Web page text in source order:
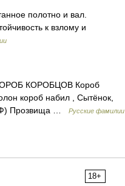
полотно и вал.
к взлому и
КОРОБЦОВ Короб
короб набил , Сытёнок,
(Ф) Прозвища …
Русские фамилии
18+